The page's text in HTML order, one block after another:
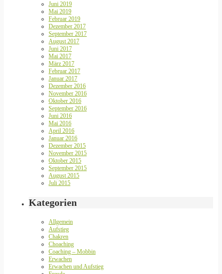
Juni 2019
Mai 2019
Februar 2019
Dezember 2017
September 2017
August 2017
Juni 2017
Mai 2017
März 2017
Februar 2017
Januar 2017
Dezember 2016
November 2016
Oktober 2016
September 2016
Juni 2016
Mai 2016
April 2016
Januar 2016
Dezember 2015
November 2015
Oktober 2015
September 2015
August 2015
Juli 2015
Kategorien
Allgemein
Aufstieg
Chakren
Choaching
Coaching – Mobbin
Erwachen
Erwachen und Aufstieg